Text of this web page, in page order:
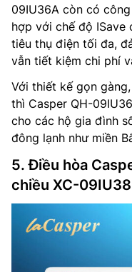
09IU36A còn có
hợp với chế độ ISave
tiêu thụ điện tối đa,
vẫn tiết kiệm chi phí
Với thiết kế gọn
thì Casper QH-
cho các hộ gia đình
đông lạnh như miền
5. Điều hòa
chiều XC-09IU38